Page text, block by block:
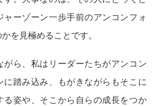
ャーゾーン一歩手前のアンコンフォ
を見極めることです。
がら、私はリーダーたちがアンコン
に踏み込み、もがきながらもそこに
る姿や、そこから自らの成長をつか